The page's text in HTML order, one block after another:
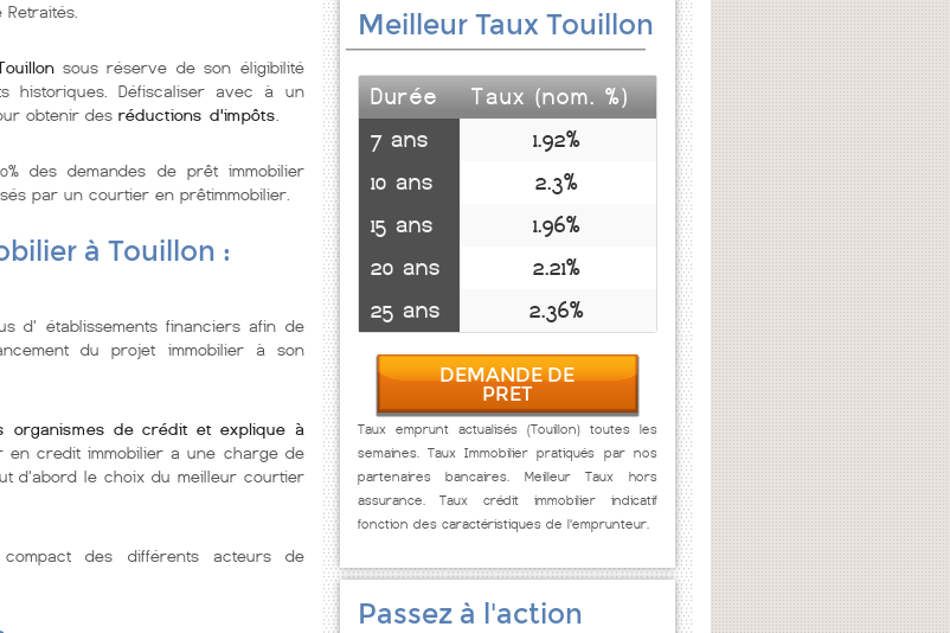
Retraités.
sous réserve de son éligibilité
historiques. Défiscaliser avec à un
obtenir des réductions d'impôts
des demandes de prêt immobilier
par un courtier en prêtimmobilier.
à Touillon :
d' établissements financiers afin de
du projet immobilier à son
organismes de crédit et explique à
en credit immobilier a une charge de
d'abord le choix du meilleur courtier
des différents acteurs de
Meilleur Taux Touillon
Durée
Taux (nom. %)
7 ans
1.92%
10 ans
2.3%
15 ans
1.96%
20 ans
2.21%
25 ans
2.36%
DEMANDE DE
PRET
Taux emprunt actualisés (Touillon) toutes les
semaines. Taux Immobilier pratiqués par nos
partenaires bancaires. Meilleur Taux hors
assurance. Taux crédit immobilier indicatif
fonction des caractéristiques de l'emprunteur.
Passez à l'action